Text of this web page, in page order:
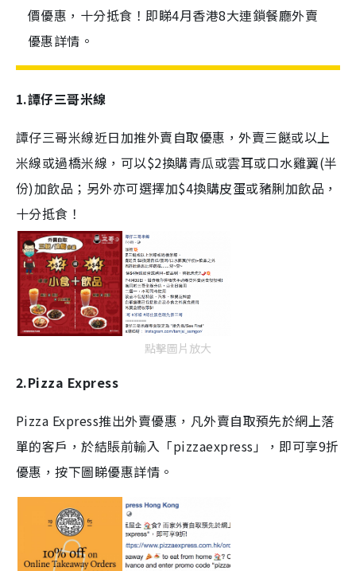
價優惠，十分抵食！即睇4月香港8大連鎖餐廳外賣
優惠詳情。
1.譚仔三哥米線
譚仔三哥米線近日加推外賣自取優惠，外賣三餸或以上
米線或過橋米線，可以$2換購青瓜或雲耳或口水雞翼(半
份)加飲品；另外亦可選擇加$4換購皮蛋或豬脷加飲品，
十分抵食！
點擊圖片放大
2.Pizza Express
Pizza Express推出外賣優惠，凡外賣自取預先於網上落
單的客戶，於結賬前輸入「pizzaexpress」，即可享9折
優惠，按下圖睇優惠詳情。